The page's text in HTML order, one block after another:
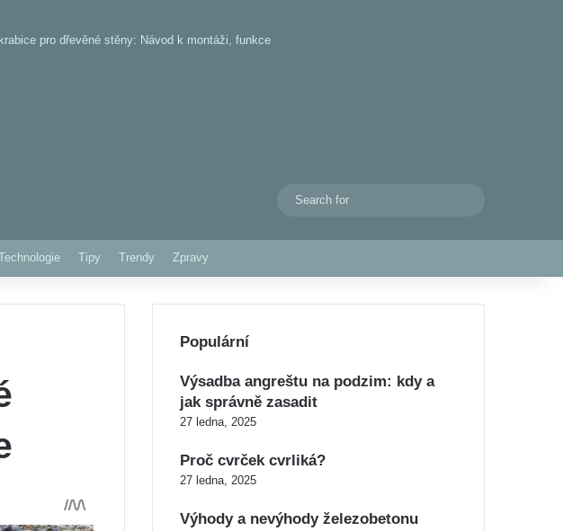
pro dřevěné stěny: Návod k montáži, funkce
Switch skin
Tipy Trendy Zpravy
Populární
Výsadba angreštu na podzim: kdy a
jak správně zasadit
27 ledna, 2025
Proč cvrček cvrliká?
27 ledna, 2025
Výhody a nevýhody železobetonu